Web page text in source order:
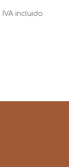
IVA incluido